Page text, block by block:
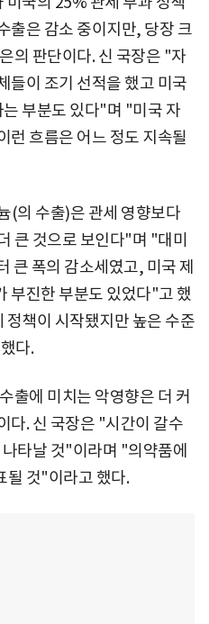
출은 감소 중이지만, 당장 크
의 판단이다. 신 국장은 "자
들이 조기 선적을 했고 미국
부분도 있다"며 "미국 자
런 흐름은 어느 정도 지속될
(의 수출)은 관세 영향보다
큰 것으로 보인다"며 "대미
큰 폭의 감소세였고, 미국 제
부진한 부분도 있었다"고 했
책이 시작됐지만 높은 수준
다.
출에 미치는 악영향은 더 커
다. 신 국장은 "시간이 갈수
타날 것"이라며 "의약품에
될 것"이라고 했다.